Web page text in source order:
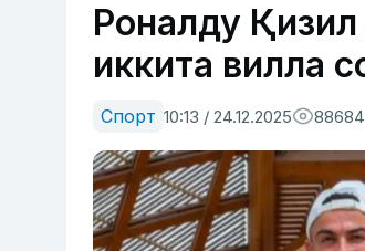
Роналду
иккита вилла
Спорт 10:13 / 24.12.2025 88684